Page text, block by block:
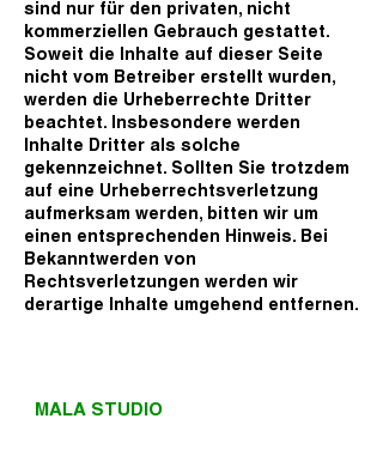
sind nur für den privaten, nicht
kommerziellen Gebrauch gestattet.
Soweit die Inhalte auf dieser Seite
nicht vom Betreiber erstellt wurden,
werden die Urheberrechte Dritter
beachtet. Insbesondere werden
Inhalte Dritter als solche
gekennzeichnet. Sollten Sie trotzdem
auf eine Urheberrechtsverletzung
aufmerksam werden, bitten wir um
einen entsprechenden Hinweis. Bei
Bekanntwerden von
Rechtsverletzungen werden wir
derartige Inhalte umgehend entfernen.
MALA STUDIO